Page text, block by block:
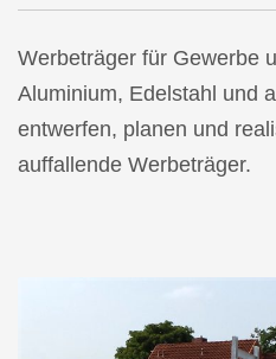
Werbeträger für Gewerbe
Aluminium, Edelstahl und
entwerfen, planen und
auffallende Werbeträger.